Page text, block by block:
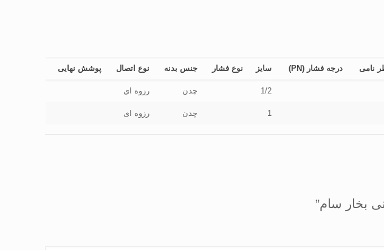
درجه فشار (PN) سایز نوع فشار جنس بدنه نوع اتصال پوشش نهایی
1/2 چدن رزوه ای
1 چدن رزوه ای
بخار سام”